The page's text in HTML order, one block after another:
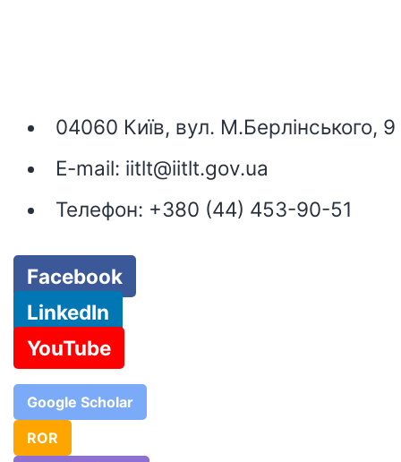
04060 Київ, вул. М.Берлінського, 9
E-mail: iitlt@iitlt.gov.ua
Телефон: +380 (44) 453-90-51
Facebook
LinkedIn
YouTube
Google Scholar
ROR